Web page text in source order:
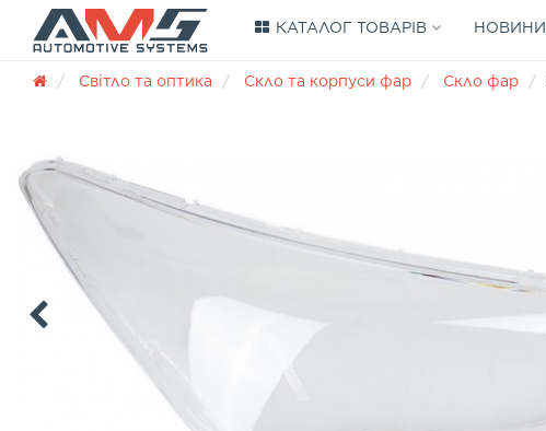
КАТАЛОГ ТОВАРІВ НОВИНИ
Світло та оптика Скло та корпуси фар Скло фар